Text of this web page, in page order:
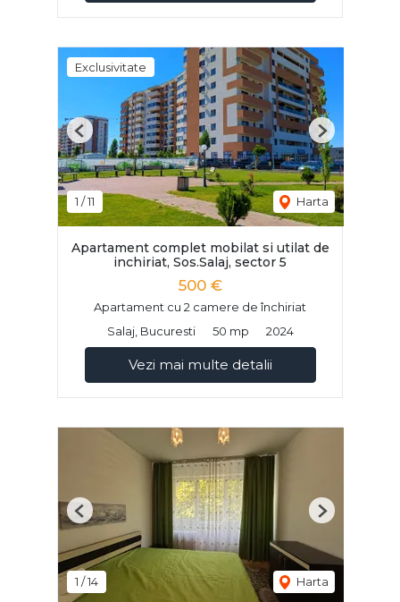
Exclusivitate
1 /11 Harta
Previous Next
Apartament complet mobilat si utilat de
inchiriat, Sos.Salaj, sector 5
500 €
Apartament cu 2 camere de închiriat
Salaj, Bucuresti
50 mp 2024
Vezi mai multe detalii
1 /14 Harta
Previous Next